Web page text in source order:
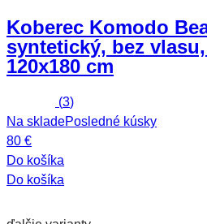
Koberec Komodo
syntetický, bez
120x180 cm
(3)
Na skladePosledné kúsky
80 €
Do košíka
Do košíka